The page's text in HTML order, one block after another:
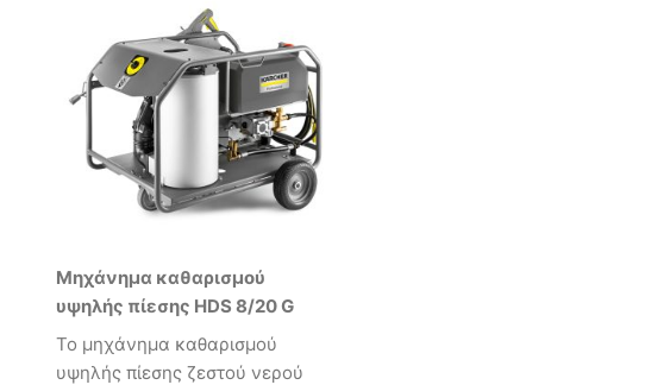
Μηχάνημα καθαρισμού
υψηλής πίεσης HDS 8/20 G
Το μηχάνημα καθαρισμού
υψηλής πίεσης ζεστού νερού